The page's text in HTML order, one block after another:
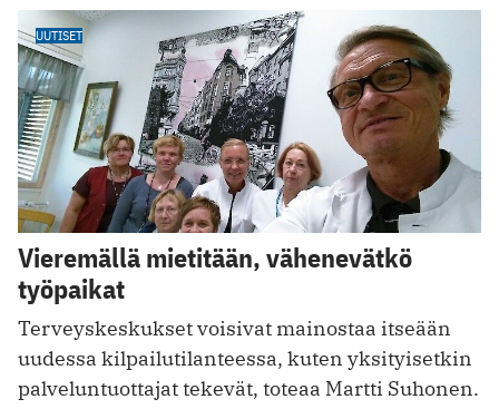
UUTISET
Vieremällä mietitään, vähenevätkö
työpaikat
Terveyskeskukset voisivat mainostaa itseään
uudessa kilpailutilanteessa, kuten yksityisetkin
palveluntuottajat tekevät, toteaa Martti Suhonen.